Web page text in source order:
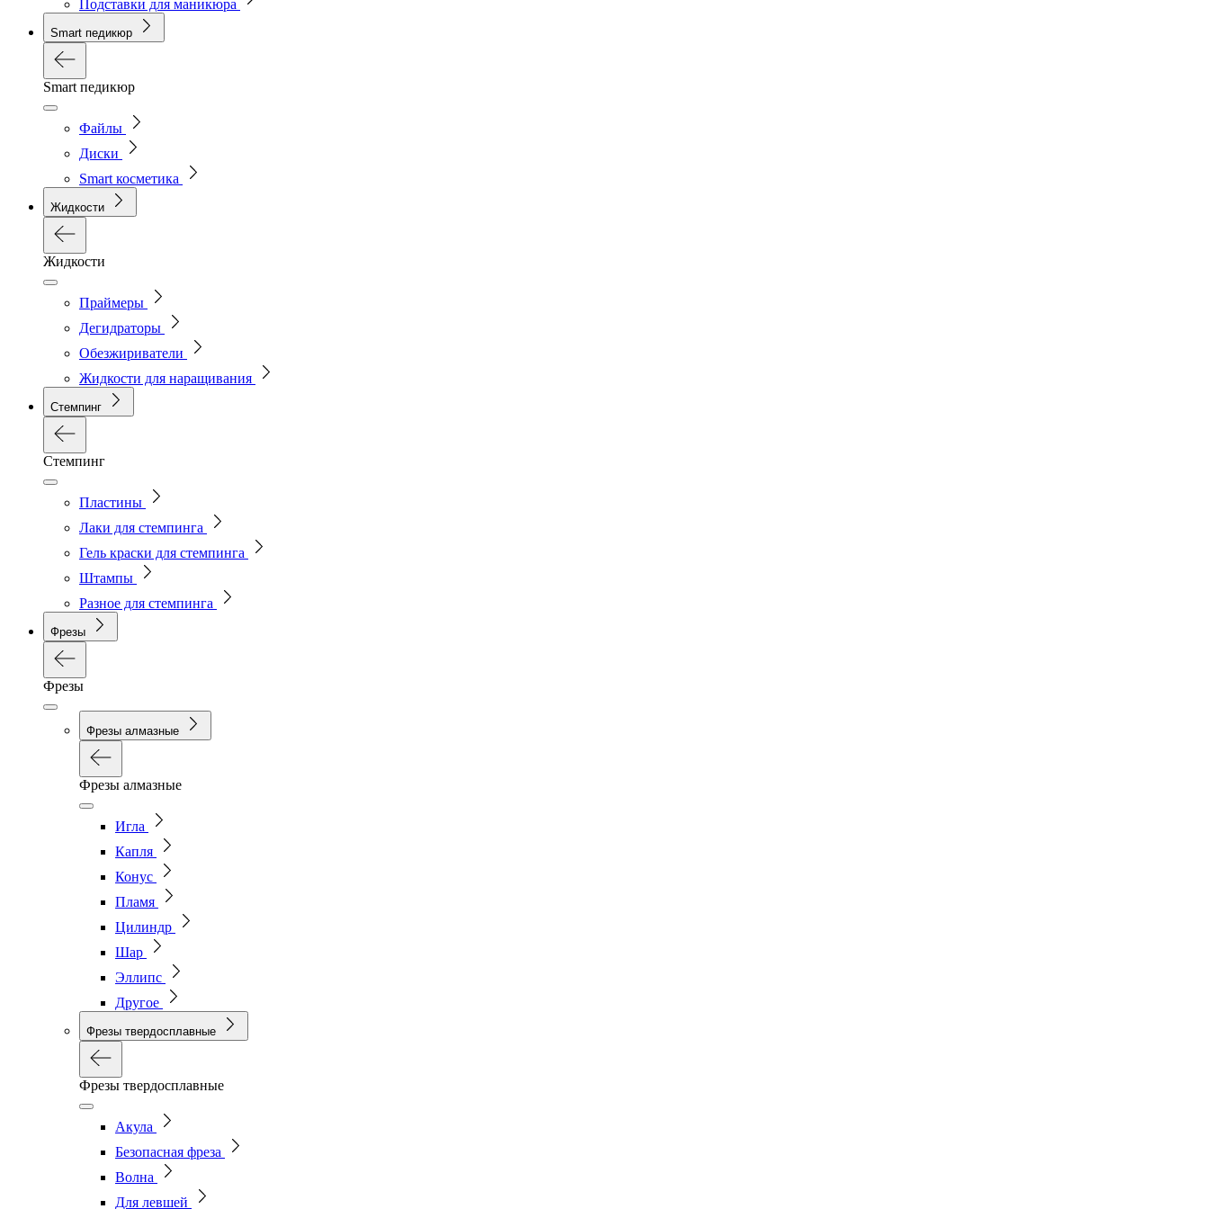
Подставки для маникюра
Smart педикюр
Smart педикюр
Файлы
Диски
Smart косметика
Жидкости
Жидкости
Праймеры
Дегидраторы
Обезжириватели
Жидкости для наращивания
Стемпинг
Стемпинг
Пластины
Лаки для стемпинга
Гель краски для стемпинга
Штампы
Разное для стемпинга
Фрезы
Фрезы
Фрезы алмазные
Фрезы алмазные
Игла
Капля
Конус
Пламя
Цилиндр
Шар
Эллипс
Другое
Фрезы твердосплавные
Фрезы твердосплавные
Акула
Безопасная фреза
Волна
Для левшей